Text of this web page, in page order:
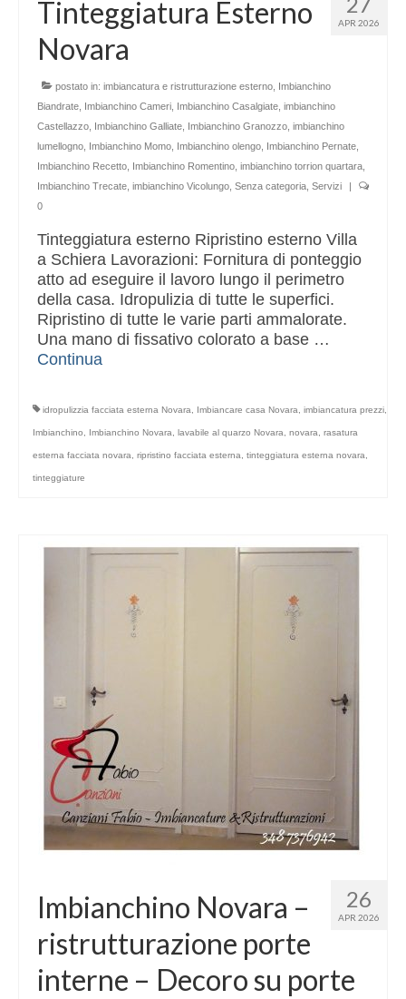
Altri servizi
Cartongesso
Controsoffitti
Posa pavimento laminato
Muratura
APR 2026
Tinteggiatura Esterno
Novara
postato in: imbiancatura e ristrutturazione esterno, Imbianchino
Biandrate, Imbianchino Cameri, Imbianchino Casalgiate, imbianchino
Castellazzo, Imbianchino Galliate, Imbianchino Granozzo, imbianchino
lumellogno, Imbianchino Momo, Imbianchino olengo, Imbianchino Pernate,
Imbianchino Recetto, Imbianchino Romentino, imbianchino torrion quartara,
Imbianchino Trecate, imbianchino Vicolungo, Senza categoria, Servizi
0
Tinteggiatura esterno Ripristino esterno Villa
a Schiera Lavorazioni: Fornitura di ponteggio
atto ad eseguire il lavoro lungo il perimetro
della casa. Idropulizia di tutte le superfici.
Ripristino di tutte le varie parti ammalorate.
Una mano di fissativo colorato a base …
Continua
idropulizzia facciata esterna Novara, Imbiancare casa Novara, imbiancatura prezzi,
Imbianchino, Imbianchino Novara, lavabile al quarzo Novara, novara, rasatura
esterna facciata novara, ripristino facciata esterna, tinteggiatura esterna novara,
tinteggiature
26
APR 2026
Imbianchino Novara –
ristrutturazione porte
interne – Decoro su porte